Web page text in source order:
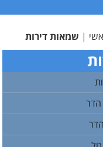
| שמאות דירות
הדר